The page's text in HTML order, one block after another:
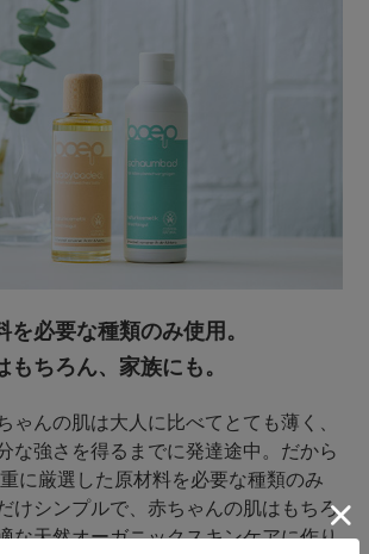
を必要な種類のみ使用。
もちろん、家族にも。
ゃんの肌は大人に比べてとても薄く、
な強さを得るまでに発達途中。だから
に厳選した原材料を必要な種類のみ
けシンプルで、赤ちゃんの肌はもちろ
な天然オーガニックスキンケアに作り